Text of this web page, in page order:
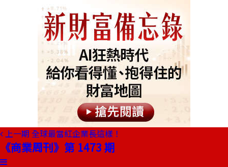
上一期 全球最當紅企業長這樣！
《商業周刊》第 1473 期